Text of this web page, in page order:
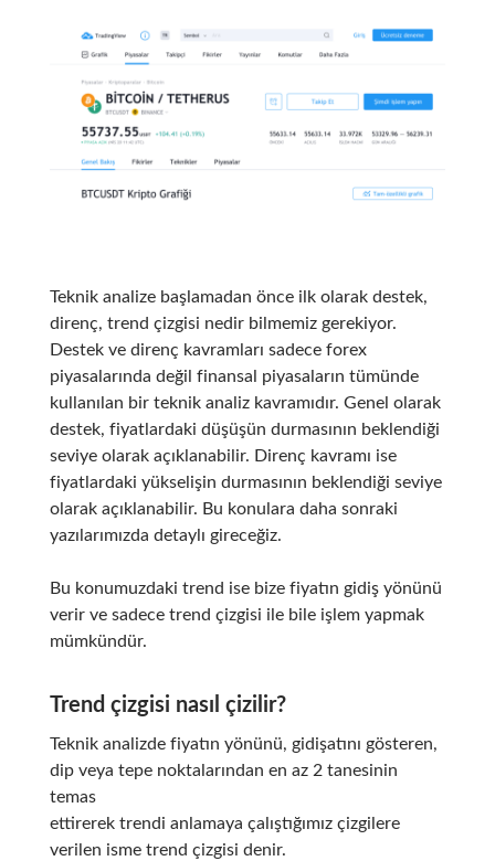
Teknik analize başlamadan önce ilk olarak destek,
direnç, trend çizgisi nedir bilmemiz gerekiyor.
Destek ve direnç kavramları sadece forex
piyasalarında değil finansal piyasaların tümünde
kullanılan bir teknik analiz kavramıdır. Genel olarak
destek, fiyatlardaki düşüşün durmasının beklendiği
seviye olarak açıklanabilir. Direnç kavramı ise
fiyatlardaki yükselişin durmasının beklendiği seviye
olarak açıklanabilir. Bu konulara daha sonraki
yazılarımızda detaylı gireceğiz.
Bu konumuzdaki trend ise bize fiyatın gidiş yönünü
verir ve sadece trend çizgisi ile bile işlem yapmak
mümkündür.
Trend çizgisi nasıl çizilir?
Teknik analizde fiyatın yönünü, gidişatını gösteren,
dip veya tepe noktalarından en az 2 tanesinin
temas
ettirerek trendi anlamaya çalıştığımız çizgilere
verilen isme trend çizgisi denir.